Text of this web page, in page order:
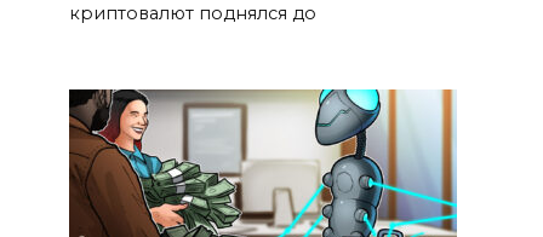
криптовалют поднялся до